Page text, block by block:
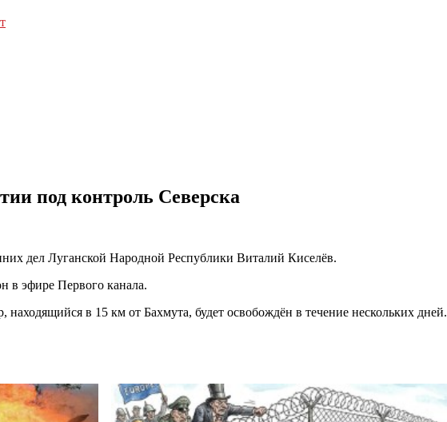
под контроль Северска
дел Луганской Народной Республики Виталий Киселёв.
в эфире Первого канала.
находящийся в 15 км от Бахмута, будет освобождён в течение нескольких дней.